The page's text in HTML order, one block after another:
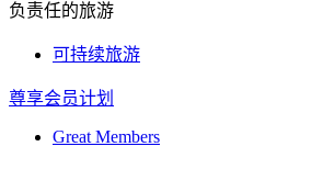
负责任的旅游
可持续旅游
尊享会员计划
Great Members